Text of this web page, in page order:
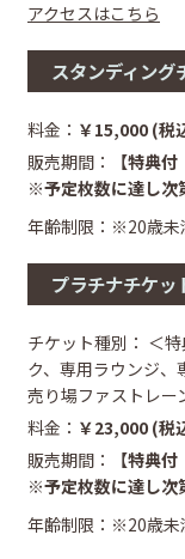
アクセスはこちら
スタンディング
料金： ￥15,000 (税
販売期間：
【特典
※予定枚数に達し次
年齢制限：※20歳未
プラチナチケッ
チケット種別： ＜
ク、専用ラウンジ
売り場ファストレー
料金： ￥23,000 (税
販売期間：
【特典
※予定枚数に達し次
年齢制限：※20歳未